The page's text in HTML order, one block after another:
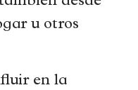
u otros
en la